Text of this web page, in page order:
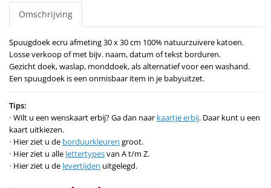
Omschrijving
Spuugdoek ecru afmeting 30 x 30 cm 100% natuurzuivere katoen.
Losse verkoop of met bijv. naam, datum of tekst borduren.
Gezicht doek, waslap, monddoek, als alternatief voor een washand.
Een spuugdoek is een onmisbaar item in je babyuitzet.
Tips:
Wilt u een wenskaart erbij? Ga dan naar kaartje erbij. Daar kunt u een
kaart uitkiezen.
Hier ziet u de borduurkleuren groot.
Hier ziet u alle lettertypesvan A t/m Z.
Hier ziet u de levertijden uitgelegd.